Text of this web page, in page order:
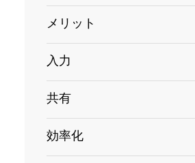
メリット
入力
共有
効率化